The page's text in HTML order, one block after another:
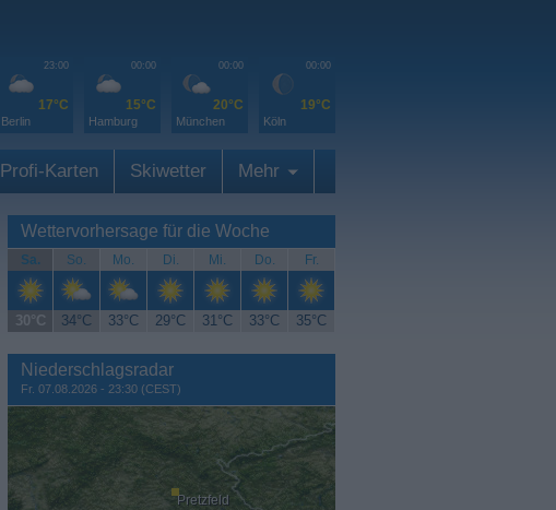
23:00
17°C
Berlin
00:00
15°C
Hamburg
00:00
20°C
München
00:00
19°C
Köln
Profi-Karten Skiwetter Mehr
Wettervorhersage für die Woche
Sa. So. Mo. Di. Mi. Do. Fr.
30°C 34°C 33°C 29°C 31°C 33°C 35°C
Niederschlagsradar
Fr. 07.08.2026 - 23:30 (CEST)
Pretzfeld